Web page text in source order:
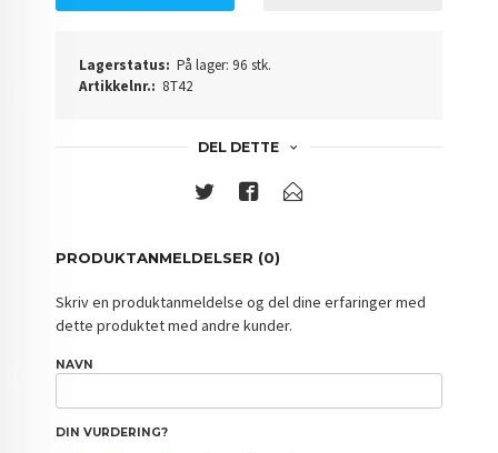
Lagerstatus: På lager: 96 stk.
Artikkelnr.: 8T42
DEL DETTE
PRODUKTANMELDELSER (0)
Skriv en produktanmeldelse og del dine erfaringer med
dette produktet med andre kunder.
NAVN
DIN VURDERING?